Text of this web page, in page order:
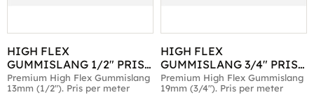
HIGH FLEX
GUMMISLANG 1/2" PRIS
PER METER
Premium High Flex Gummislang
13mm (1/2"). Pris per meter
HIGH FLEX
GUMMISLANG 3/4" PRIS
PER METER
Premium High Flex Gummislang
19mm (3/4"). Pris per meter